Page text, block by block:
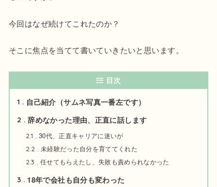
今回はなぜ続けてこれたのか？
そこに焦点を当てて書いていきたいと思います。
目次
1 自己紹介（サムネ写真一番左です）
2 辞めなかった理由、正直に話します
2.1 30代、正直キャリアに迷いが
2.2 未経験だった自分を育ててくれた
2.3
任せてもらえたし、失敗も責められなかった
3
18年で会社も自分も変わった